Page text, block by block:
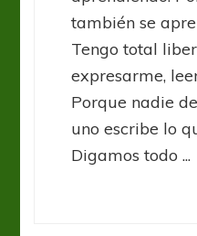
también se
Tengo total
expresarme,
Porque nadie
uno escribe lo
Digamos todo ...